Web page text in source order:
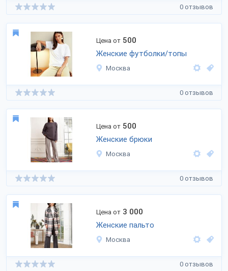
0 отзывов
Цена от 500
Женские футболки/топы
Москва
0 отзывов
Цена от 500
Женские брюки
Москва
0 отзывов
Цена от 3 000
Женские пальто
Москва
0 отзывов